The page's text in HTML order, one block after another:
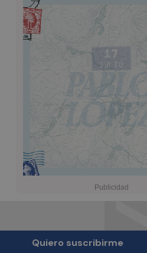
Quiero suscribirme